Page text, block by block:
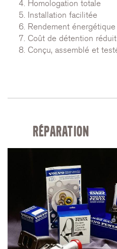
Homologation totale
Installation facilitée
Rendement
Coût de détention réduit
Conçu, assemblé et
RÉPARATION